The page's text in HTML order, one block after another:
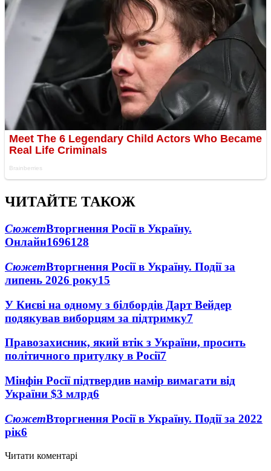
ЧИТАЙТЕ ТАКОЖ
СюжетВторгнення Росії в Україну.
Онлайн1696128
СюжетВторгнення Росії в Україну. Події за
липень 2026 року15
У Києві на одному з білбордів Дарт Вейдер
подякував виборцям за підтримку7
Правозахисник, який втік з України, просить
політичного притулку в Росії7
Мінфін Росії підтвердив намір вимагати від
України $3 млрд6
СюжетВторгнення Росії в Україну. Події за 2022
рік6
Читати коментарі